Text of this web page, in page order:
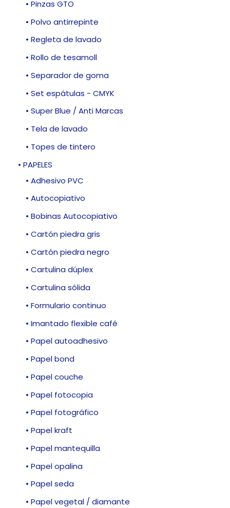
• Pinzas GTO
• Polvo antirrepinte
• Regleta de lavado
• Rollo de tesamoll
• Separador de goma
• Set espátulas - CMYK
• Super Blue / Anti Marcas
• Tela de lavado
• Topes de tintero
• PAPELES
• Adhesivo PVC
• Autocopiativo
• Bobinas Autocopiativo
• Cartón piedra gris
• Cartón piedra negro
• Cartulina dúplex
• Cartulina sólida
• Formulario continuo
• Imantado flexible café
• Papel autoadhesivo
• Papel bond
• Papel couche
• Papel fotocopia
• Papel fotográfico
• Papel kraft
• Papel mantequilla
• Papel opalina
• Papel seda
• Papel vegetal / diamante